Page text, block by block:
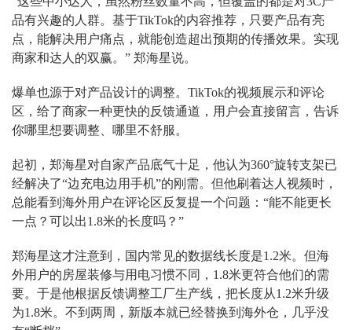
品有兴趣的人群。基于TikTok的内容推荐，只要产品有亮
点，能解决用户痛点，就能创造超出预期的传播效果。实现
商家和达人的双赢。” 郑海星说。
爆单也源于对产品设计的调整。TikTok的视频展示和评论
区，给了商家一种更快的反馈通道，用户会直接留言，告诉
你哪里想要调整、哪里不舒服。
起初，郑海星对自家产品底气十足，他认为360°旋转支架已
经解决了“边充电边用手机”的刚需。但他刷着达人视频时，
总能看到海外用户在评论区反复提一个问题：“能不能更长
一点？可以出1.8米的长度吗？”
郑海星这才注意到，国内常见的数据线长度是1.2米。但海
外用户的房屋装修与用电习惯不同，1.8米更符合他们的需
要。于是他根据反馈调整工厂生产线，把长度从1.2米升级
为1.8米。不到两周，新版本就已经替换到海外仓，几乎没